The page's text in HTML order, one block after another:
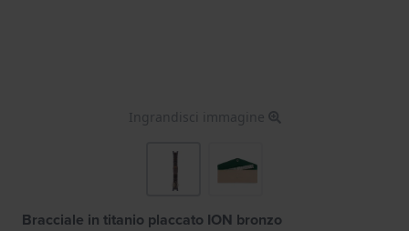
Ingrandisci immagine
Bracciale in titanio placcato ION bronzo